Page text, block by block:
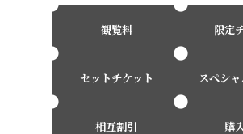
観覧料 限定
セットチケット スペシ
相互割引 購